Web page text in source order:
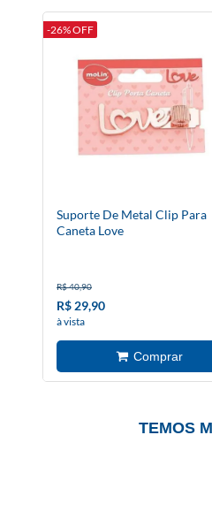
-26% OFF
Suporte De Metal Clip Para
Caneta Love
R$ 40,90
R$ 29,90
à vista
TEMOS